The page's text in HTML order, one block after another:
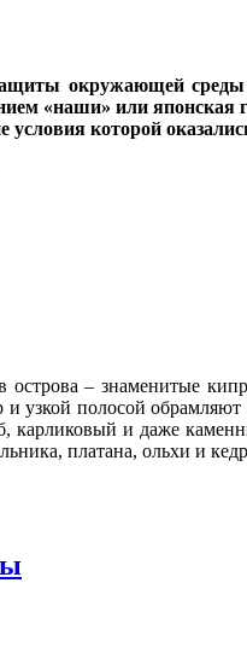
окружающей
«наши» или
условия которой
– знаменитые
и узкой полосой
карликовый и даже
платана, ольхи и